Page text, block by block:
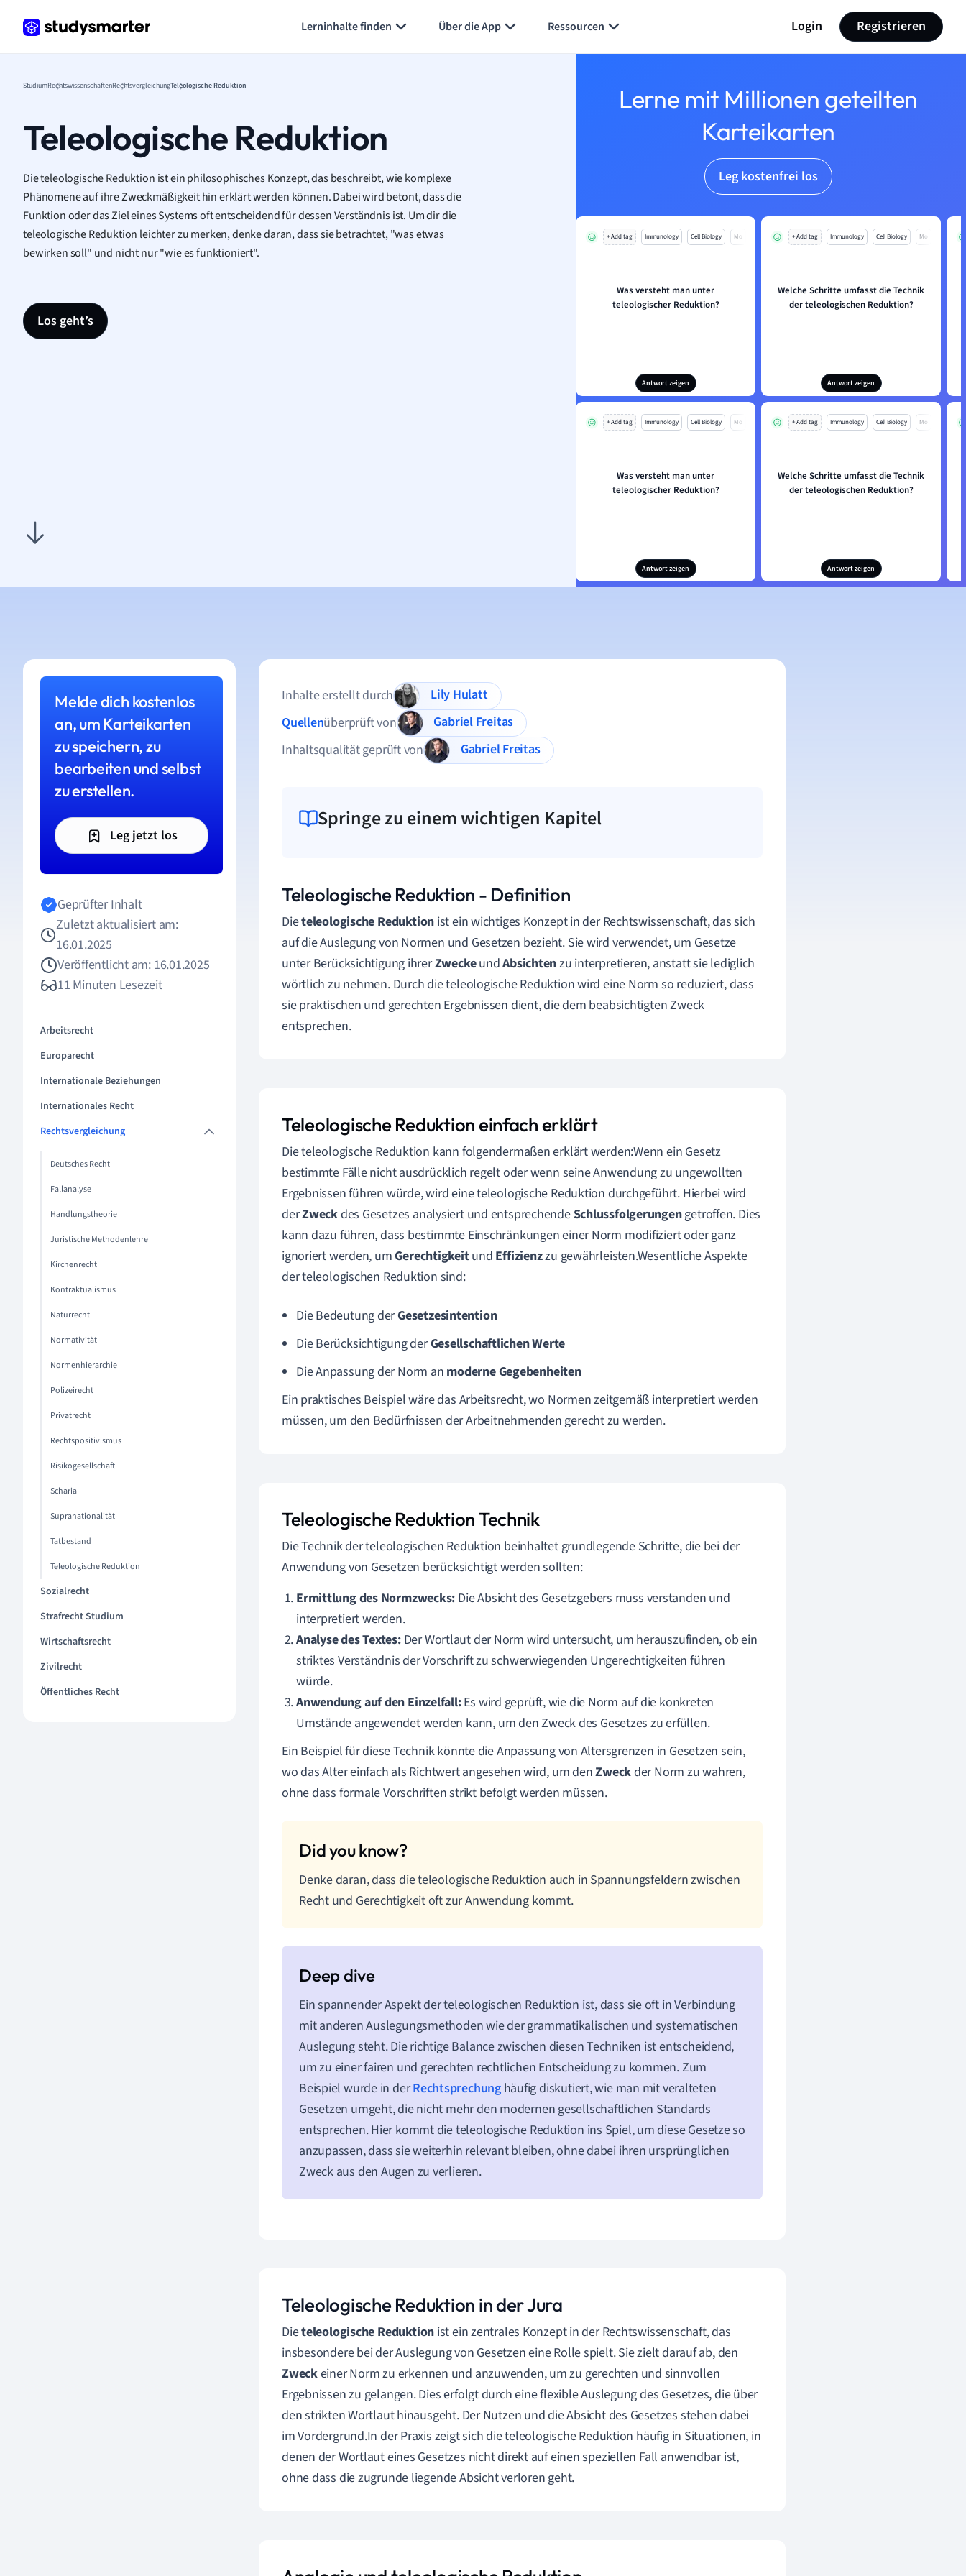
Lerninhalte finden Über die App Ressourcen Login Registrieren
StudiumRechtswissenschaftenRechtsvergleichungTeleologische Reduktion
Teleologische Reduktion
Die teleologische Reduktion ist ein philosophisches Konzept, das beschreibt, wie komplexe
Phänomene auf ihre Zweckmäßigkeit hin erklärt werden können. Dabei wird betont, dass die
Funktion oder das Ziel eines Systems oft entscheidend für dessen Verständnis ist. Um dir die
teleologische Reduktion leichter zu merken, denke daran, dass sie betrachtet, "was etwas
bewirken soll" und nicht nur "wie es funktioniert".
Los geht’s
Lerne mit Millionen geteilten
Karteikarten
Leg kostenfrei los
+ Add tag Immunology Cell Biology Mo
Was versteht man unter
teleologischer Reduktion?
Antwort zeigen
+ Add tag Immunology Cell Biology Mo
Welche Schritte umfasst die Technik
der teleologischen Reduktion?
Antwort zeigen
+ Add tag Immunology Cell Biology Mo
Was versteht man unter
teleologischer Reduktion?
Antwort zeigen
+ Add tag Immunology Cell Biology Mo
Welche Schritte umfasst die Technik
der teleologischen Reduktion?
Antwort zeigen
Melde dich kostenlos
an, um Karteikarten
zu speichern, zu
bearbeiten und selbst
zu erstellen.
Leg jetzt los
Geprüfter Inhalt
Zuletzt aktualisiert am:
16.01.2025
Veröffentlicht am: 16.01.2025
11 Minuten Lesezeit
Arbeitsrecht
Europarecht
Internationale Beziehungen
Internationales Recht
Rechtsvergleichung
Deutsches Recht
Fallanalyse
Handlungstheorie
Juristische Methodenlehre
Kirchenrecht
Kontraktualismus
Naturrecht
Normativität
Normenhierarchie
Polizeirecht
Privatrecht
Rechtspositivismus
Risikogesellschaft
Scharia
Supranationalität
Tatbestand
Teleologische Reduktion
Sozialrecht
Strafrecht Studium
Wirtschaftsrecht
Zivilrecht
Öffentliches Recht
Inhalte erstellt durch
Lily Hulatt
Quellenüberprüft von
Gabriel Freitas
Inhaltsqualität geprüft von
Gabriel Freitas
Springe zu einem wichtigen Kapitel
Teleologische Reduktion - Definition
Dieteleologische Reduktion ist ein wichtiges Konzept in der Rechtswissenschaft, das sich
auf die Auslegung von Normen und Gesetzen bezieht. Sie wird verwendet, um Gesetze
unter Berücksichtigung ihrerZweckeundAbsichtenzu interpretieren, anstatt sie lediglich
wörtlich zu nehmen. Durch die teleologische Reduktion wird eine Norm so reduziert, dass
sie praktischen und gerechten Ergebnissen dient, die dem beabsichtigten Zweck
entsprechen.
Teleologische Reduktion einfach erklärt
Die teleologische Reduktion kann folgendermaßen erklärt werden:Wenn ein Gesetz
bestimmte Fälle nicht ausdrücklich regelt oder wenn seine Anwendung zu ungewollten
Ergebnissen führen würde, wird eine teleologische Reduktion durchgeführt. Hierbei wird
derZweckdes Gesetzes analysiert und entsprechendeSchlussfolgerungengetroffen. Dies
kann dazu führen, dass bestimmte Einschränkungen einer Norm modifiziert oder ganz
ignoriert werden, umGerechtigkeitund Effizienzzu gewährleisten.Wesentliche Aspekte
der teleologischen Reduktion sind:
Die Bedeutung derGesetzesintention
Die Berücksichtigung derGesellschaftlichen Werte
Die Anpassung der Norm an moderne Gegebenheiten
Ein praktisches Beispiel wäre das Arbeitsrecht, wo Normen zeitgemäß interpretiert werden
müssen, um den Bedürfnissen der Arbeitnehmenden gerecht zu werden.
Teleologische Reduktion Technik
Die Technik der teleologischen Reduktion beinhaltet grundlegende Schritte, die bei der
Anwendung von Gesetzen berücksichtigt werden sollten:
Ermittlung des Normzwecks: Die Absicht des Gesetzgebers muss verstanden und
interpretiert werden.
Analyse des Textes:Der Wortlaut der Norm wird untersucht, um herauszufinden, ob ein
striktes Verständnis der Vorschrift zu schwerwiegenden Ungerechtigkeiten führen
würde.
Anwendung auf den Einzelfall:Es wird geprüft, wie die Norm auf die konkreten
Umstände angewendet werden kann, um den Zweck des Gesetzes zu erfüllen.
Ein Beispiel für diese Technik könnte die Anpassung von Altersgrenzen in Gesetzen sein,
wo das Alter einfach als Richtwert angesehen wird, um denZweckder Norm zu wahren,
ohne dass formale Vorschriften strikt befolgt werden müssen.
Denke daran, dass die teleologische Reduktion auch in Spannungsfeldern zwischen
Recht und Gerechtigkeit oft zur Anwendung kommt.
Ein spannender Aspekt der teleologischen Reduktion ist, dass sie oft in Verbindung
mit anderen Auslegungsmethoden wie der grammatikalischen und systematischen
Auslegung steht. Die richtige Balance zwischen diesen Techniken ist entscheidend,
um zu einer fairen und gerechten rechtlichen Entscheidung zu kommen. Zum
Beispiel wurde in derRechtsprechunghäufig diskutiert, wie man mit veralteten
Gesetzen umgeht, die nicht mehr den modernen gesellschaftlichen Standards
entsprechen. Hier kommt die teleologische Reduktion ins Spiel, um diese Gesetze so
anzupassen, dass sie weiterhin relevant bleiben, ohne dabei ihren ursprünglichen
Zweck aus den Augen zu verlieren.
Teleologische Reduktion in der Jura
Dieteleologische Reduktion ist ein zentrales Konzept in der Rechtswissenschaft, das
insbesondere bei der Auslegung von Gesetzen eine Rolle spielt. Sie zielt darauf ab, den
Zweckeiner Norm zu erkennen und anzuwenden, um zu gerechten und sinnvollen
Ergebnissen zu gelangen. Dies erfolgt durch eine flexible Auslegung des Gesetzes, die über
den strikten Wortlaut hinausgeht. Der Nutzen und die Absicht des Gesetzes stehen dabei
im Vordergrund.In der Praxis zeigt sich die teleologische Reduktion häufig in Situationen, in
denen der Wortlaut eines Gesetzes nicht direkt auf einen speziellen Fall anwendbar ist,
ohne dass die zugrunde liegende Absicht verloren geht.